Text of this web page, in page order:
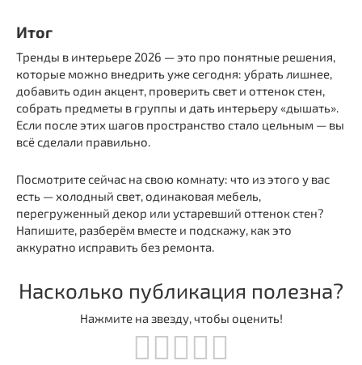
Итог
Тренды в интерьере 2026 — это про понятные решения,
которые можно внедрить уже сегодня: убрать лишнее,
добавить один акцент, проверить свет и оттенок стен,
собрать предметы в группы и дать интерьеру «дышать».
Если после этих шагов пространство стало цельным — вы
всё сделали правильно.
Посмотрите сейчас на свою комнату: что из этого у вас
есть — холодный свет, одинаковая мебель,
перегруженный декор или устаревший оттенок стен?
Напишите, разберём вместе и подскажу, как это
аккуратно исправить без ремонта.
Насколько публикация полезна?
Нажмите на звезду, чтобы оценить!